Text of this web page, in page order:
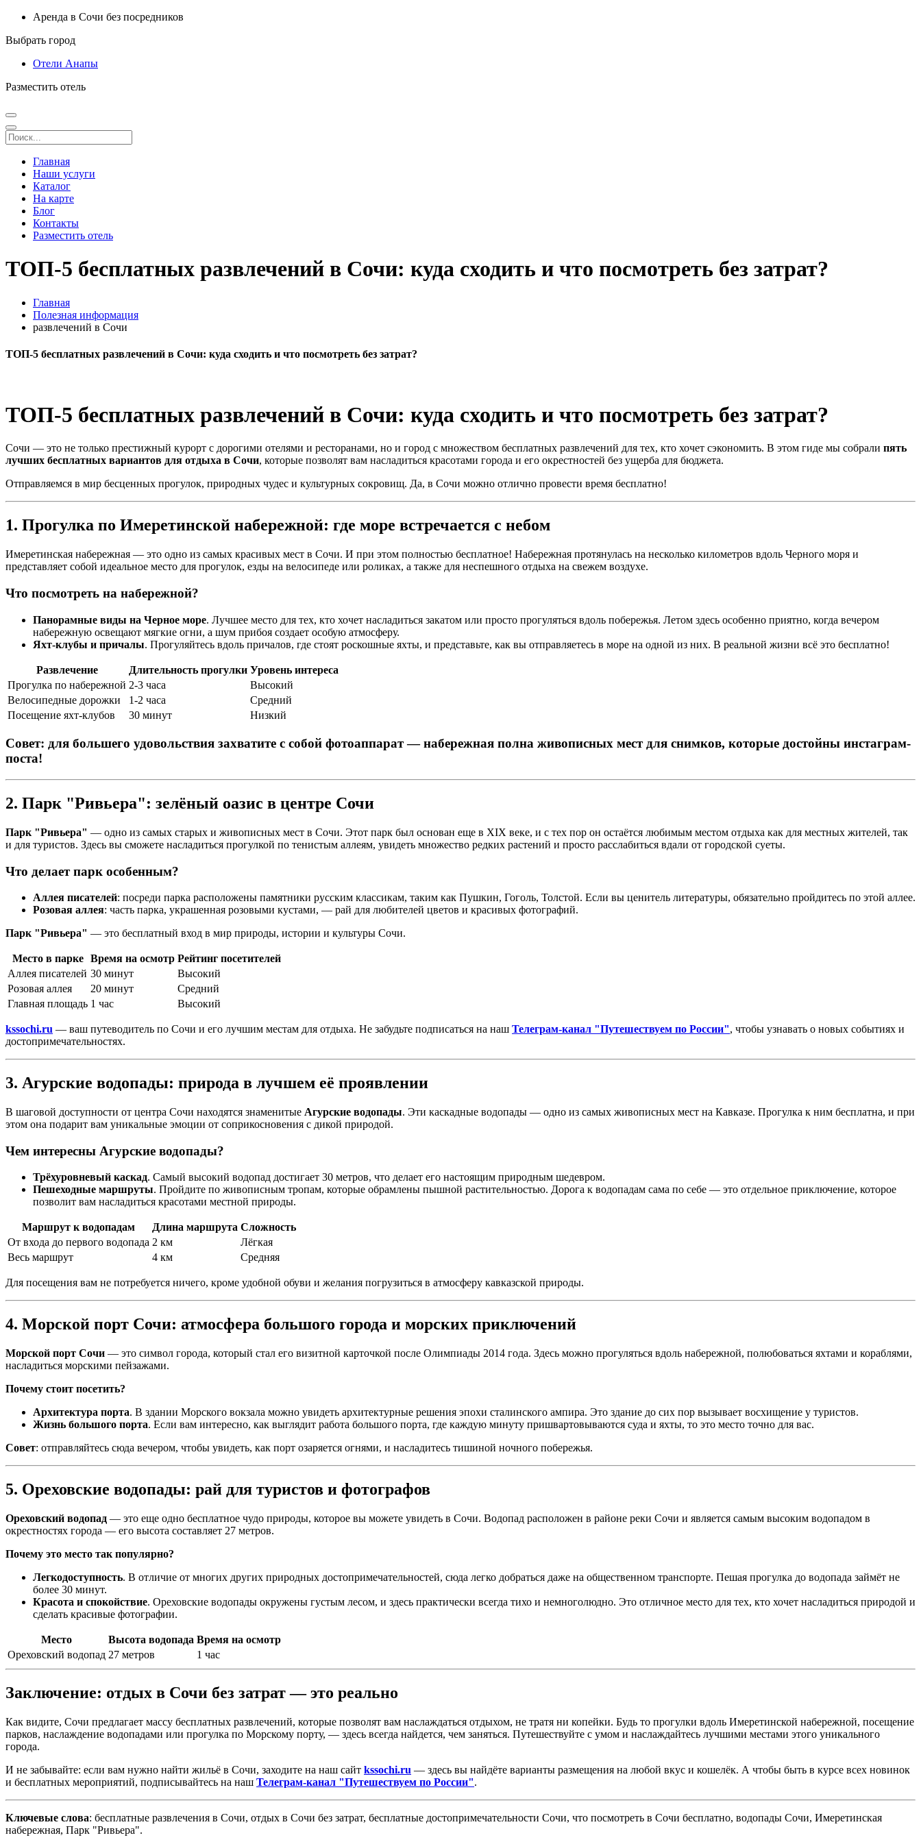
Аренда в Сочи без посредников
Выбрать город
Отели Анапы
Разместить отель
Главная
Наши услуги
Каталог
На карте
Блог
Контакты
Разместить отель
ТОП-5 бесплатных развлечений в Сочи: куда сходить и что посмотреть без затрат?
Главная
Полезная информация
развлечений в Сочи
ТОП-5 бесплатных развлечений в Сочи: куда сходить и что посмотреть без затрат?
ТОП-5 бесплатных развлечений в Сочи: куда сходить и что посмотреть без затрат?
Сочи — это не только престижный курорт с дорогими отелями и ресторанами, но и город с множеством бесплатных развлечений для тех, кто хочет сэкономить. В этом гиде мы собрали пять
лучших бесплатных вариантов для отдыха в Сочи, которые позволят вам насладиться красотами города и его окрестностей без ущерба для бюджета.
Отправляемся в мир бесценных прогулок, природных чудес и культурных сокровищ. Да, в Сочи можно отлично провести время бесплатно!
1. Прогулка по Имеретинской набережной: где море встречается с небом
Имеретинская набережная — это одно из самых красивых мест в Сочи. И при этом полностью бесплатное! Набережная протянулась на несколько километров вдоль Черного моря и
представляет собой идеальное место для прогулок, езды на велосипеде или роликах, а также для неспешного отдыха на свежем воздухе.
Что посмотреть на набережной?
Панорамные виды на Черное море. Лучшее место для тех, кто хочет насладиться закатом или просто прогуляться вдоль побережья. Летом здесь особенно приятно, когда вечером
набережную освещают мягкие огни, а шум прибоя создает особую атмосферу.
Яхт-клубы и причалы. Прогуляйтесь вдоль причалов, где стоят роскошные яхты, и представьте, как вы отправляетесь в море на одной из них. В реальной жизни всё это бесплатно!
Развлечение Длительность прогулки Уровень интереса
Прогулка по набережной 2-3 часа
Высокий
Велосипедные дорожки
1-2 часа
Средний
Посещение яхт-клубов
30 минут Низкий
Совет: для большего удовольствия захватите с собой фотоаппарат — набережная полна живописных мест для снимков, которые достойны инстаграм-
поста!
2. Парк "Ривьера": зелёный оазис в центре Сочи
Парк "Ривьера" — одно из самых старых и живописных мест в Сочи. Этот парк был основан еще в XIX веке, и с тех пор он остаётся любимым местом отдыха как для местных жителей, так
и для туристов. Здесь вы сможете насладиться прогулкой по тенистым аллеям, увидеть множество редких растений и просто расслабиться вдали от городской суеты.
Что делает парк особенным?
Аллея писателей: посреди парка расположены памятники русским классикам, таким как Пушкин, Гоголь, Толстой. Если вы ценитель литературы, обязательно пройдитесь по этой аллее.
Розовая аллея: часть парка, украшенная розовыми кустами, — рай для любителей цветов и красивых фотографий.
Парк "Ривьера" — это бесплатный вход в мир природы, истории и культуры Сочи.
Место в парке Время на осмотр Рейтинг посетителей
Аллея писателей 30 минут
Высокий
Розовая аллея
20 минут
Средний
Главная площадь 1 час Высокий
kssochi.ru — ваш путеводитель по Сочи и его лучшим местам для отдыха. Не забудьте подписаться на наш Телеграм-канал "Путешествуем по России", чтобы узнавать о новых событиях и
достопримечательностях.
3. Агурские водопады: природа в лучшем её проявлении
В шаговой доступности от центра Сочи находятся знаменитые Агурские водопады. Эти каскадные водопады — одно из самых живописных мест на Кавказе. Прогулка к ним бесплатна, и при
этом она подарит вам уникальные эмоции от соприкосновения с дикой природой.
Чем интересны Агурские водопады?
Трёхуровневый каскад. Самый высокий водопад достигает 30 метров, что делает его настоящим природным шедевром.
Пешеходные маршруты. Пройдите по живописным тропам, которые обрамлены пышной растительностью. Дорога к водопадам сама по себе — это отдельное приключение, которое
позволит вам насладиться красотами местной природы.
Маршрут к водопадам Длина маршрута Сложность
От входа до первого водопада 2 км
Лёгкая
Весь маршрут
4 км Средняя
Для посещения вам не потребуется ничего, кроме удобной обуви и желания погрузиться в атмосферу кавказской природы.
4. Морской порт Сочи: атмосфера большого города и морских приключений
Морской порт Сочи — это символ города, который стал его визитной карточкой после Олимпиады 2014 года. Здесь можно прогуляться вдоль набережной, полюбоваться яхтами и кораблями,
насладиться морскими пейзажами.
Почему стоит посетить?
Архитектура порта. В здании Морского вокзала можно увидеть архитектурные решения эпохи сталинского ампира. Это здание до сих пор вызывает восхищение у туристов.
Жизнь большого порта. Если вам интересно, как выглядит работа большого порта, где каждую минуту пришвартовываются суда и яхты, то это место точно для вас.
Совет: отправляйтесь сюда вечером, чтобы увидеть, как порт озаряется огнями, и насладитесь тишиной ночного побережья.
5. Ореховские водопады: рай для туристов и фотографов
Ореховский водопад — это еще одно бесплатное чудо природы, которое вы можете увидеть в Сочи. Водопад расположен в районе реки Сочи и является самым высоким водопадом в
окрестностях города — его высота составляет 27 метров.
Почему это место так популярно?
Легкодоступность. В отличие от многих других природных достопримечательностей, сюда легко добраться даже на общественном транспорте. Пешая прогулка до водопада займёт не
более 30 минут.
Красота и спокойствие. Ореховские водопады окружены густым лесом, и здесь практически всегда тихо и немноголюдно. Это отличное место для тех, кто хочет насладиться природой и
сделать красивые фотографии.
Место Высота водопада Время на осмотр
Ореховский водопад 27 метров 1 час
Заключение: отдых в Сочи без затрат — это реально
Как видите, Сочи предлагает массу бесплатных развлечений, которые позволят вам наслаждаться отдыхом, не тратя ни копейки. Будь то прогулки вдоль Имеретинской набережной, посещение
парков, наслаждение водопадами или прогулка по Морскому порту, — здесь всегда найдется, чем заняться. Путешествуйте с умом и наслаждайтесь лучшими местами этого уникального
города.
И не забывайте: если вам нужно найти жильё в Сочи, заходите на наш сайт kssochi.ru — здесь вы найдёте варианты размещения на любой вкус и кошелёк. А чтобы быть в курсе всех новинок
и бесплатных мероприятий, подписывайтесь на наш Телеграм-канал "Путешествуем по России".
Ключевые слова: бесплатные развлечения в Сочи, отдых в Сочи без затрат, бесплатные достопримечательности Сочи, что посмотреть в Сочи бесплатно, водопады Сочи, Имеретинская
набережная, Парк "Ривьера".